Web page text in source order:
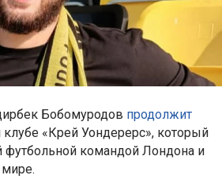
Бобомуродов продолжит
«Крей Уондерерс», который
футбольной командой Лондона и